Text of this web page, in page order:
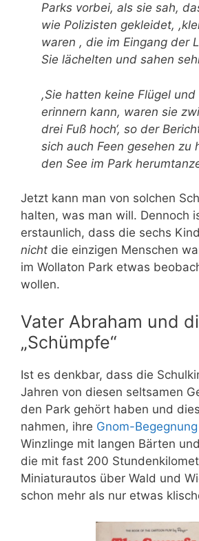
Parks vorbei, als sie sah,
wie Polizisten gekleidet,
waren , die im Eingang der
Sie lächelten und sahen
,Sie hatten keine Flügel
erinnern kann, waren sie
drei Fuß hoch‘, so der
sich auch Feen gesehen zu
den See im Park
Jetzt kann man von solchen
halten, was man will. Dennoch
erstaunlich, dass die sechs
nicht die einzigen Menschen
im Wollaton Park etwas
wollen.
Vater Abraham und
„Schümpfe“
Ist es denkbar, dass die
Jahren von diesen seltsamen
den Park gehört haben und
nahmen, ihre Gnom-Begegnung
Winzlinge mit langen Bärten
die mit fast 200
Miniaturautos über Wald und
schon mehr als nur etwas